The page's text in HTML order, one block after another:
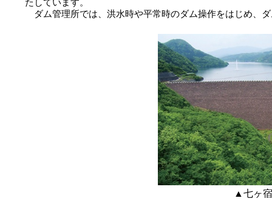
たしています。
ダム管理所では、洪水時や平常時のダム操作をはじめ、
▲七ヶ